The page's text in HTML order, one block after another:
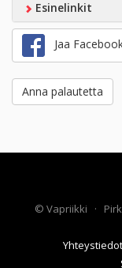
Esinelinkit
Jaa
Anna palautetta
© Vapriikki ·
Yhteystiedot